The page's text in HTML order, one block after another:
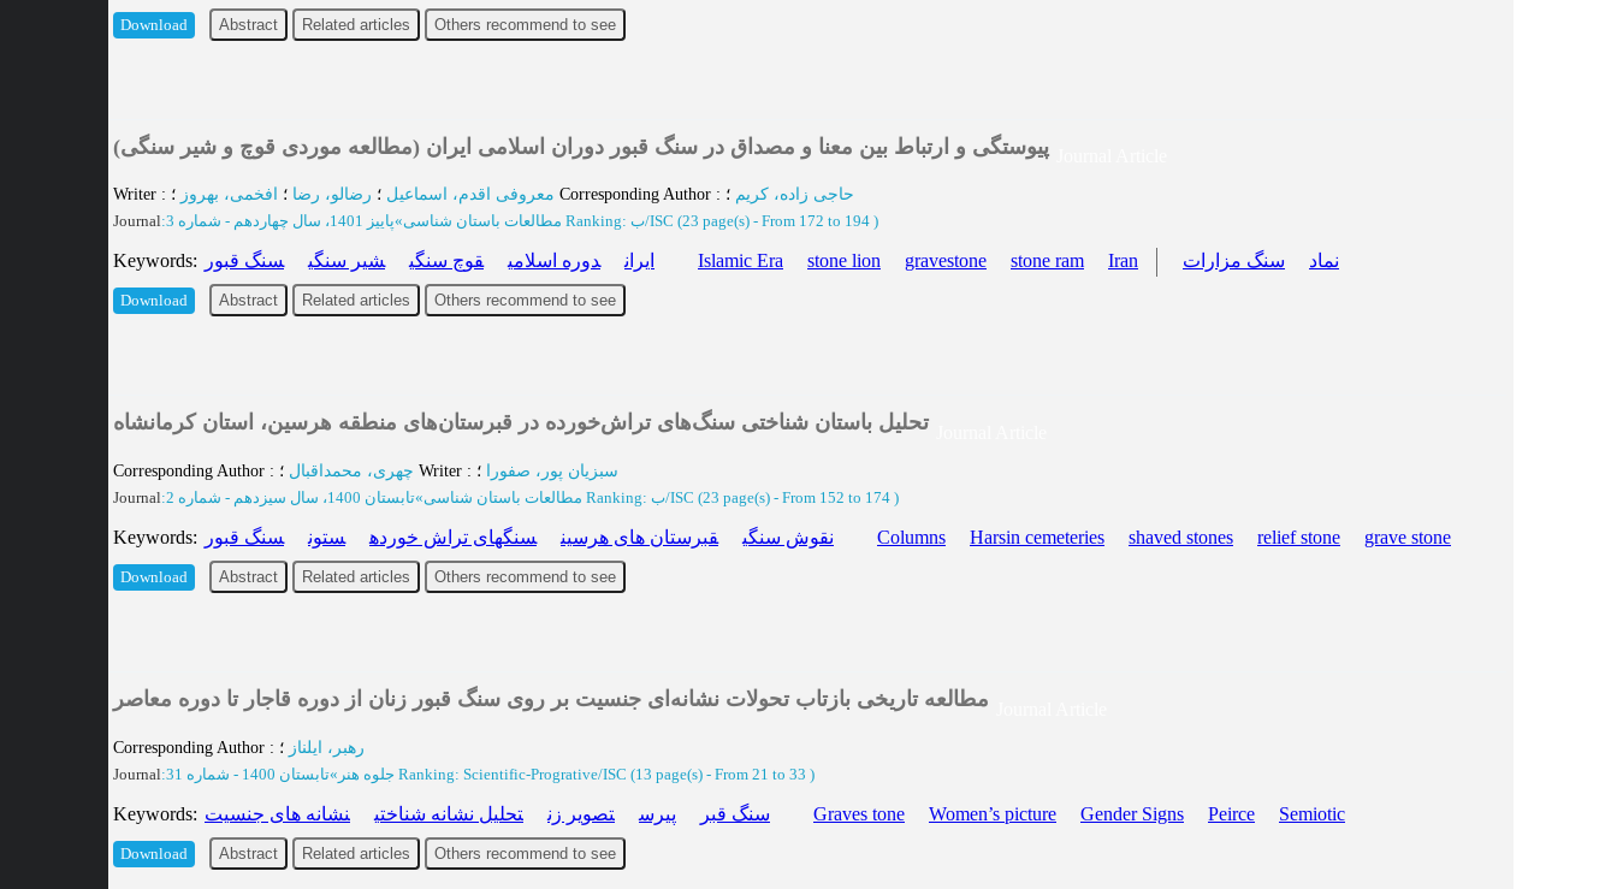
Download Abstract Related articles Others recommend to see
پیوستگی و ارتباط بین معنا و مصداق در سنگ قبور دوران اسلامی ایران (مطالعه موردی قوچ و شیر سنگی)
Writer : معروفی اقدم، اسماعیل ؛ رضالو، رضا ؛ افخمی، بهروز Corresponding Author : حاجی زاده، کریم ؛
Journal: مطالعات باستان شناسی»پاییز 1401، سال چهاردهم - شماره 3 Ranking: ب/ISC (‎23 page(s) - From 172 to 194 )
Keywords: ایران دوره اسلامی قوچ سنگی شیر سنگی سنگ قبور Islamic Era stone lion gravestone stone ram Iran نماد سنگ مزارات
Download Abstract Related articles Others recommend to see
تحلیل باستان شناختی سنگ‌های تراش‌خورده در قبرستان‌های منطقه هرسین، استان کرمانشاه
Corresponding Author : چهری، محمداقبال Writer : سبزیان پور، صفورا
؛
Journal: مطالعات باستان شناسی»تابستان 1400، سال سیزدهم - شماره 2 Ranking: ب/ISC (‎23 page(s) - From 152 to 174 )
Keywords: نقوش سنگی قبرستان های هرسین سنگهای تراش خورده ستون سنگ قبور Columns Harsin cemeteries shaved stones relief stone grave stone
Download Abstract Related articles Others recommend to see
مطالعه تاریخی بازتاب تحولات نشانه‌ای جنسیت بر روی سنگ قبور زنان از دوره قاجار تا دوره معاصر
Corresponding Author : رهبر، ایلناز ؛
Journal: جلوه هنر »تابستان 1400 - شماره 31 Ranking: Scientific-Progrative/ISC (‎13 page(s) - From 21 to 33 )
Keywords: سنگ قبر پیرس تصویر زن تحلیل نشانه شناختی نشانه های جنسیت Graves tone Women’s picture Gender Signs Peirce Semiotic
Download Abstract Related articles Others recommend to see